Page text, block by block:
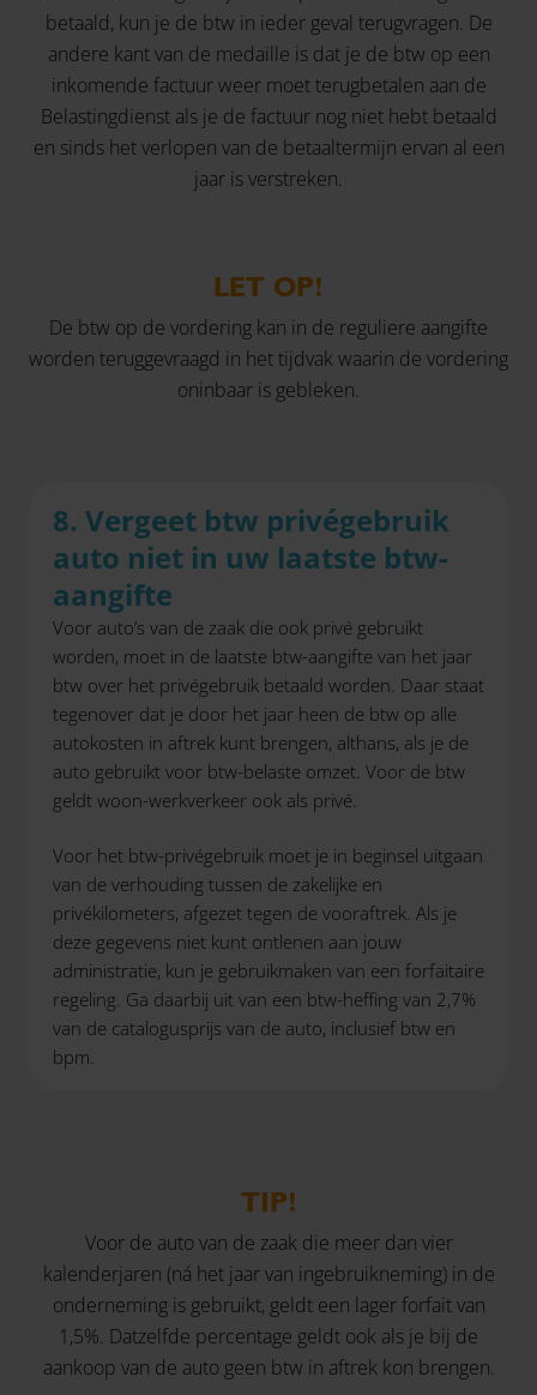
betaald, kun je de btw in ieder geval terugvragen. De
andere kant van de medaille is dat je de btw op een
inkomende factuur weer moet terugbetalen aan de
Belastingdienst als je de factuur nog niet hebt betaald
en sinds het verlopen van de betaaltermijn ervan al een
jaar is verstreken.
LET OP!
De btw op de vordering kan in de reguliere aangifte
worden teruggevraagd in het tijdvak waarin de vordering
oninbaar is gebleken.
8. Vergeet btw privégebruik
auto niet in uw laatste btw-
aangifte
Voor auto’s van de zaak die ook privé gebruikt
worden, moet in de laatste btw-aangifte van het jaar
btw over het privégebruik betaald worden. Daar staat
tegenover dat je door het jaar heen de btw op alle
autokosten in aftrek kunt brengen, althans, als je de
auto gebruikt voor btw-belaste omzet. Voor de btw
geldt woon-werkverkeer ook als privé.
Voor het btw-privégebruik moet je in beginsel uitgaan
van de verhouding tussen de zakelijke en
privékilometers, afgezet tegen de vooraftrek. Als je
deze gegevens niet kunt ontlenen aan jouw
administratie, kun je gebruikmaken van een forfaitaire
regeling. Ga daarbij uit van een btw-heffing van 2,7%
van de catalogusprijs van de auto, inclusief btw en
bpm.
TIP!
Voor de auto van de zaak die meer dan vier
kalenderjaren (ná het jaar van ingebruikneming) in de
onderneming is gebruikt, geldt een lager forfait van
1,5%. Datzelfde percentage geldt ook als je bij de
aankoop van de auto geen btw in aftrek kon brengen.